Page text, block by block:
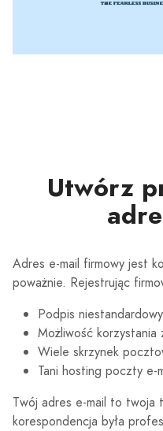
Utwórz
Adres e-mail firmowy jest
poważnie. Rejestrując
Podpis
Możliwość korzystania
Wiele skrzynek
Tani hosting poczty e-
Twój adres e-mail to twoja
korespondencja była